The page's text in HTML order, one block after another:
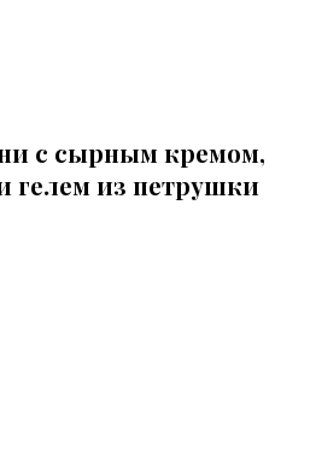
с сырным кремом,
гелем из петрушки